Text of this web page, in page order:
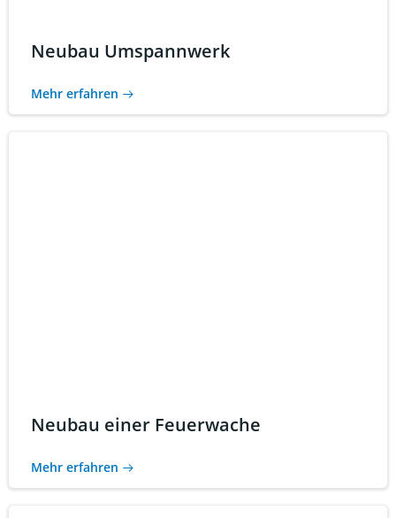
Neubau Umspannwerk
Mehr erfahren
Neubau einer Feuerwache
Mehr erfahren